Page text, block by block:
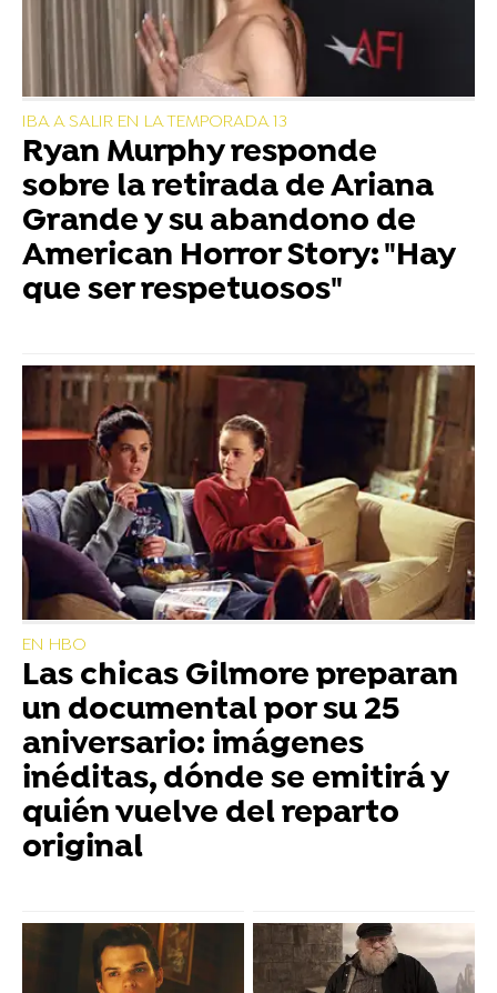
IBA A SALIR EN LA TEMPORADA 13
Ryan Murphy responde
sobre la retirada de Ariana
Grande y su abandono de
American Horror Story: "Hay
que ser respetuosos"
EN HBO
Las chicas Gilmore preparan
un documental por su 25
aniversario: imágenes
inéditas, dónde se emitirá y
quién vuelve del reparto
original